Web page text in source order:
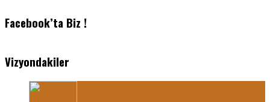
Facebook’ta Biz !
Vizyondakiler